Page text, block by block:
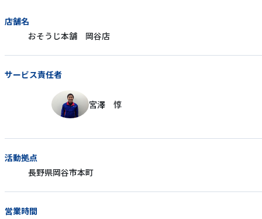
店舗名
おそうじ本舗 岡谷店
サービス責任者
宮澤 惇
活動拠点
長野県岡谷市本町
営業時間